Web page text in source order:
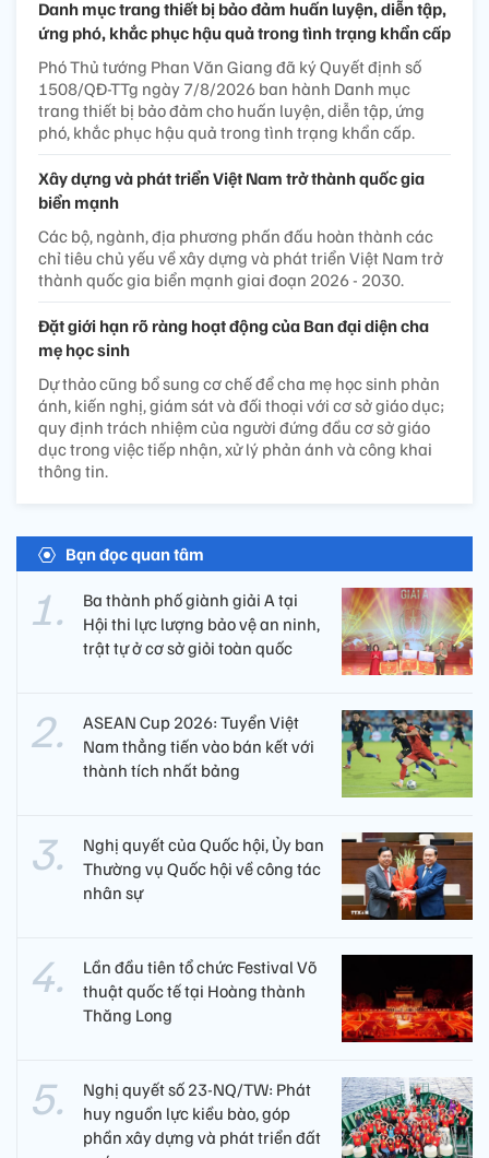
Danh mục trang thiết bị bảo đảm huấn luyện, diễn tập,
ứng phó, khắc phục hậu quả trong tình trạng khẩn cấp
Phó Thủ tướng Phan Văn Giang đã ký Quyết định số
1508/QĐ-TTg ngày 7/8/2026 ban hành Danh mục
trang thiết bị bảo đảm cho huấn luyện, diễn tập, ứng
phó, khắc phục hậu quả trong tình trạng khẩn cấp.
Xây dựng và phát triển Việt Nam trở thành quốc gia
biển mạnh
Các bộ, ngành, địa phương phấn đấu hoàn thành các
chỉ tiêu chủ yếu về xây dựng và phát triển Việt Nam trở
thành quốc gia biển mạnh giai đoạn 2026 - 2030.
Đặt giới hạn rõ ràng hoạt động của Ban đại diện cha
mẹ học sinh
Dự thảo cũng bổ sung cơ chế để cha mẹ học sinh phản
ánh, kiến nghị, giám sát và đối thoại với cơ sở giáo dục;
quy định trách nhiệm của người đứng đầu cơ sở giáo
dục trong việc tiếp nhận, xử lý phản ánh và công khai
thông tin.
Bạn đọc quan tâm
Ba thành phố giành giải A tại
Hội thi lực lượng bảo vệ an ninh,
trật tự ở cơ sở giỏi toàn quốc
ASEAN Cup 2026: Tuyển Việt
Nam thẳng tiến vào bán kết với
thành tích nhất bảng
Nghị quyết của Quốc hội, Ủy ban
Thường vụ Quốc hội về công tác
nhân sự
Lần đầu tiên tổ chức Festival Võ
thuật quốc tế tại Hoàng thành
Thăng Long
Nghị quyết số 23-NQ/TW: Phát
huy nguồn lực kiều bào, góp
phần xây dựng và phát triển đất